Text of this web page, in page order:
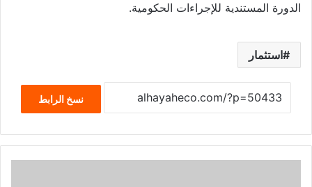
الدورة المستندية للإجراءات الحكومية.
استثمار
نسخ الرابط